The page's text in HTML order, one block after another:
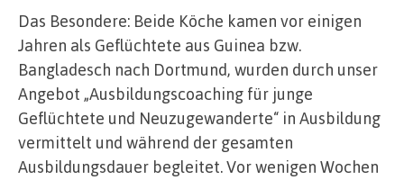
Das Besondere: Beide Köche kamen vor einigen
Jahren als Geflüchtete aus Guinea bzw.
Bangladesch nach Dortmund, wurden durch unser
Angebot „Ausbildungscoaching für junge
Geflüchtete und Neuzugewanderte“ in Ausbildung
vermittelt und während der gesamten
Ausbildungsdauer begleitet. Vor wenigen Wochen